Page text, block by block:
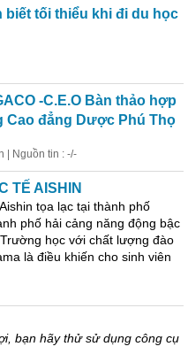
biết tối thiểu khi đi du học
-C.E.O Bàn thảo hợp
Cao đẳng Dược Phú Thọ
| Nguồn tin : -/-
TẾ AISHIN
tọa lạc tại thành phố
phố hải cảng năng động bậc
học với chất lượng đào
là điều khiến cho sinh viên
bạn hãy thử sử dụng công cụ